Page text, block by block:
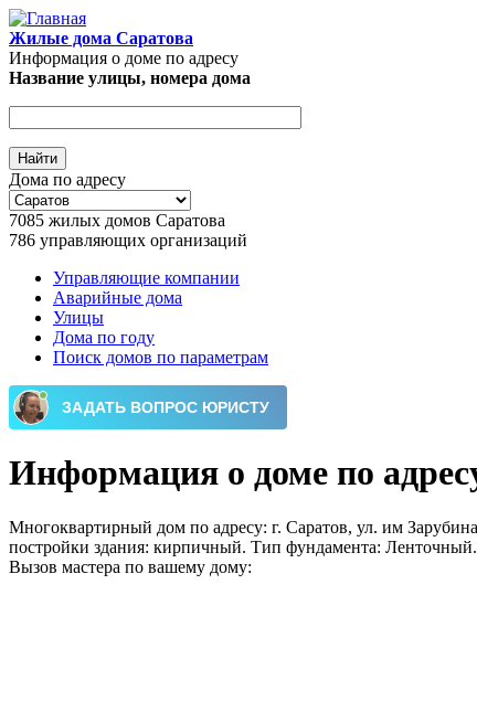
Перейти к основному содержанию
Жилые дома Саратова
Информация о доме по адресу
Название улицы, номера дома
Дома по адресу
7085 жилых домов Саратова
786 управляющих организаций
Главное меню
Управляющие компании
Аварийные дома
Улицы
Дома по году
Поиск домов по параметрам
Информация о доме по
Многоквартирный дом по адресу: г. Саратов, ул. им
постройки здания: кирпичный. Тип фундамента:
Вызов мастера по вашему дому: